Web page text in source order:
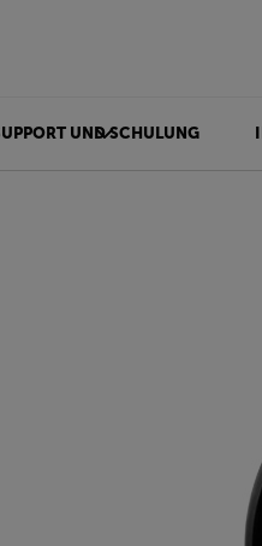
UND SCHULUNG